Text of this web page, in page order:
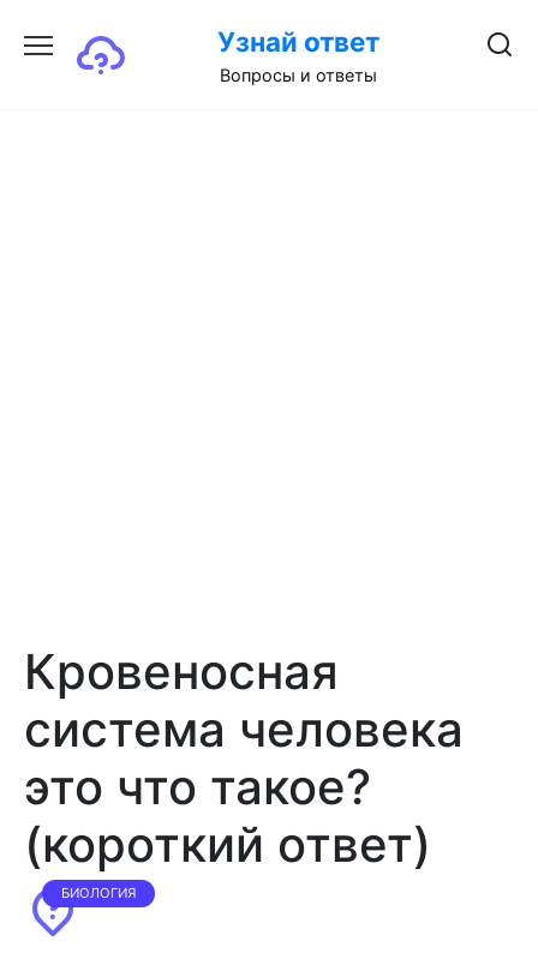
содержанию
Узнай ответ
Вопросы и ответы
Кровеносная
система человека
это что такое?
(короткий ответ)
БИОЛОГИЯ